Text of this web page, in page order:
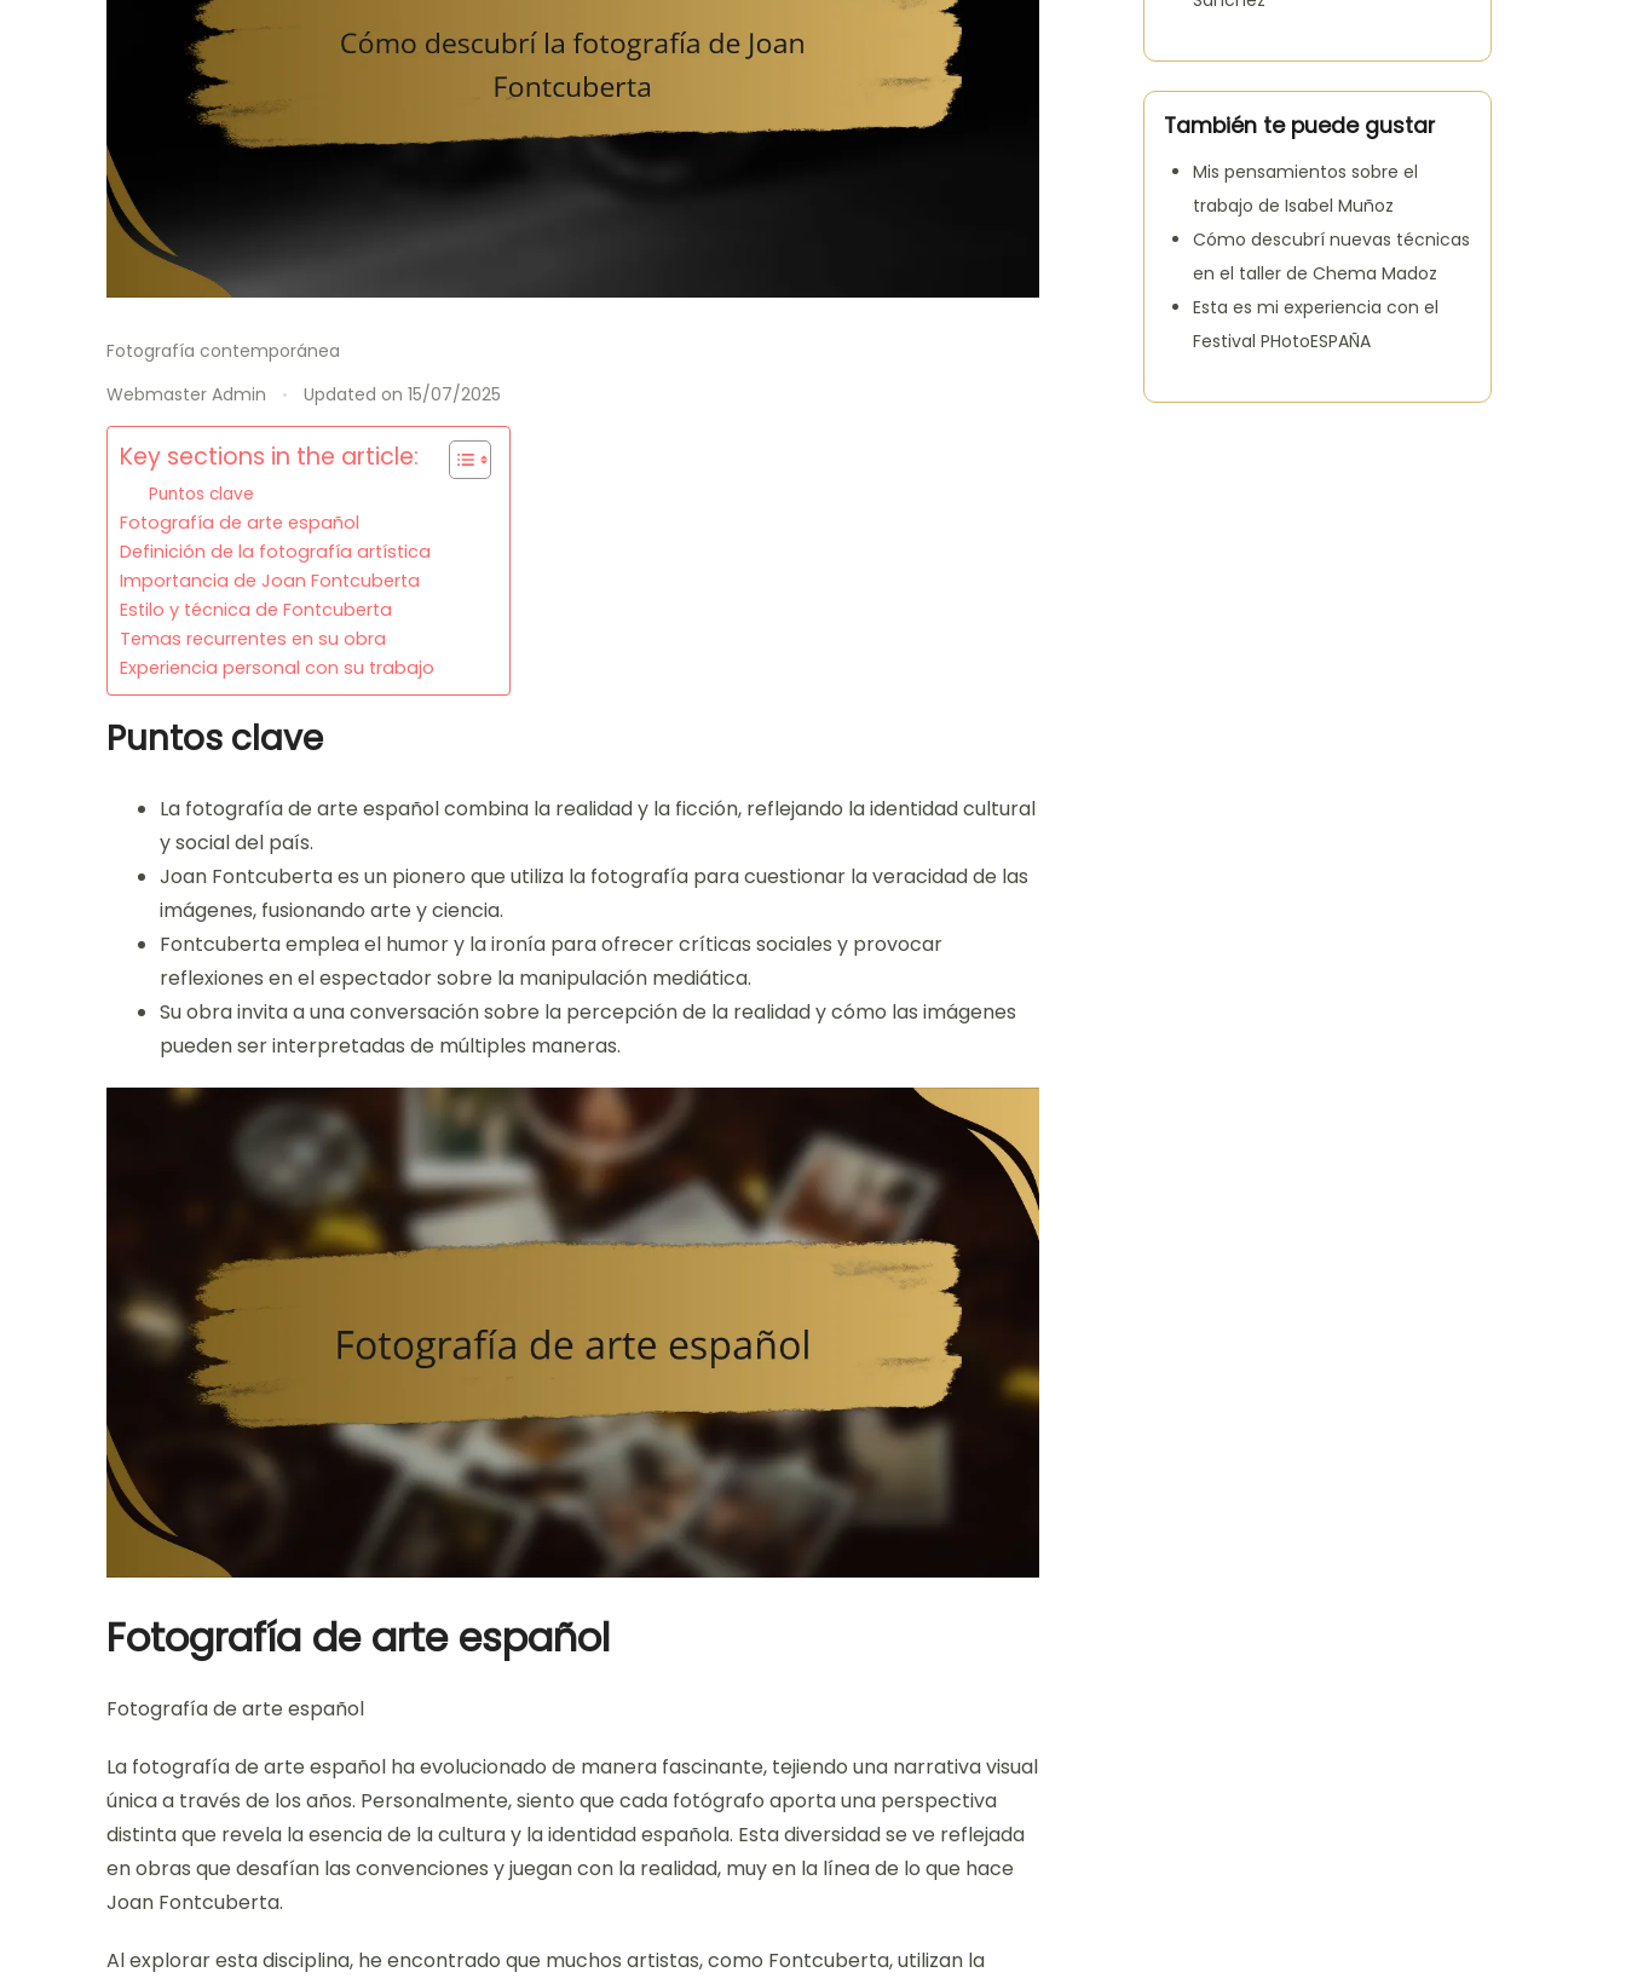
Fotografía contemporánea
Webmaster Admin
Updated on 15/07/2025
Key sections in the article:
Puntos clave
Fotografía de arte español
Definición de la fotografía artística
Importancia de Joan Fontcuberta
Estilo y técnica de Fontcuberta
Temas recurrentes en su obra
Experiencia personal con su trabajo
Puntos clave
La fotografía de arte español combina la realidad y la ficción, reflejando la identidad cultural
y social del país.
Joan Fontcuberta es un pionero que utiliza la fotografía para cuestionar la veracidad de las
imágenes, fusionando arte y ciencia.
Fontcuberta emplea el humor y la ironía para ofrecer críticas sociales y provocar
reflexiones en el espectador sobre la manipulación mediática.
Su obra invita a una conversación sobre la percepción de la realidad y cómo las imágenes
pueden ser interpretadas de múltiples maneras.
Fotografía de arte español
Fotografía de arte español
La fotografía de arte español ha evolucionado de manera fascinante, tejiendo una narrativa visual
única a través de los años. Personalmente, siento que cada fotógrafo aporta una perspectiva
distinta que revela la esencia de la cultura y la identidad española. Esta diversidad se ve reflejada
en obras que desafían las convenciones y juegan con la realidad, muy en la línea de lo que hace
Joan Fontcuberta.
Al explorar esta disciplina, he encontrado que muchos artistas, como Fontcuberta, utilizan la
También te puede gustar
Mis pensamientos sobre el
trabajo de Isabel Muñoz
Cómo descubrí nuevas técnicas
en el taller de Chema Madoz
Esta es mi experiencia con el
Festival PHotoESPAÑA